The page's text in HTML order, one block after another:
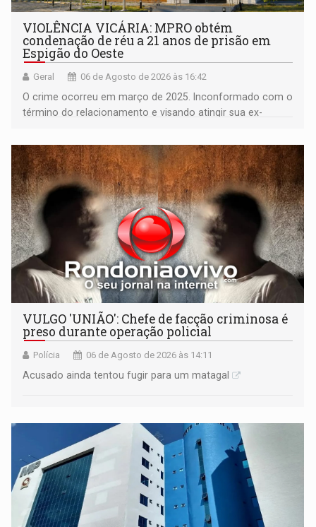
VIOLÊNCIA VICÁRIA: MPRO obtém
condenação de réu a 21 anos de prisão em
Espigão do Oeste
Geral 06 de Agosto de 2026 às 16:42
O crime ocorreu em março de 2025. Inconformado com o
término do relacionamento e visando atingir sua ex-
VULGO 'UNIÃO': Chefe de facção criminosa é
preso durante operação policial
Polícia 06 de Agosto de 2026 às 14:11
Acusado ainda tentou fugir para um matagal